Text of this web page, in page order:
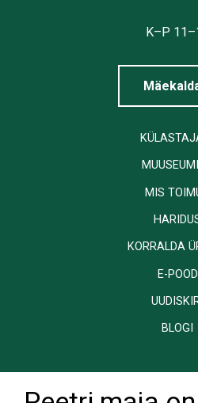
K–P
MIS
KORRALDA
E-POOD
BLOGI